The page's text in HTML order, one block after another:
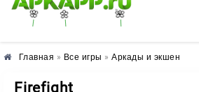
🌸 🌼 🌺
Главная » Все игры » Аркады и экшен
Firefight